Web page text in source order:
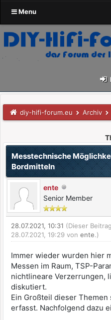
Menu
diy-hifi-forum.eu Archiv
Messtechnische
Bordmitteln
ente
Senior Member
28.07.2021, 10:31 (Dieser
28.07.2021, 19:29 von ente.)
Immer wieder wurden hier
Messen im Raum, TSP-
nichtlineare Verzerrungen,
diskutiert.
Ein Großteil dieser
erfasst. Nachfolgend dazu